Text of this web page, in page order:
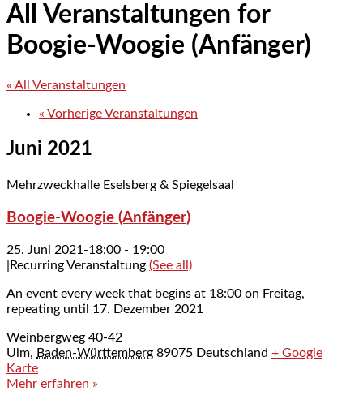
All Veranstaltungen for
Boogie-Woogie (Anfänger)
« All Veranstaltungen
« Vorherige Veranstaltungen
Juni 2021
Mehrzweckhalle Eselsberg & Spiegelsaal
Boogie-Woogie (Anfänger)
25. Juni 2021-18:00 - 19:00
Recurring Veranstaltung (See all)
An event every week that begins at 18:00 on Freitag,
repeating until 17. Dezember 2021
Weinbergweg 40-42
Ulm, Baden-Württemberg 89075 Deutschland + Google
Karte
Mehr erfahren »